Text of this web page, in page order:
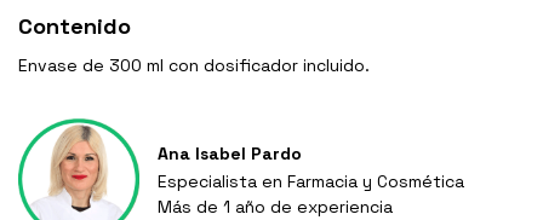
Contenido
Envase de 300 ml con dosificador incluido.
Ana Isabel Pardo
Especialista en Farmacia y Cosmética
Más de 1 año de experiencia